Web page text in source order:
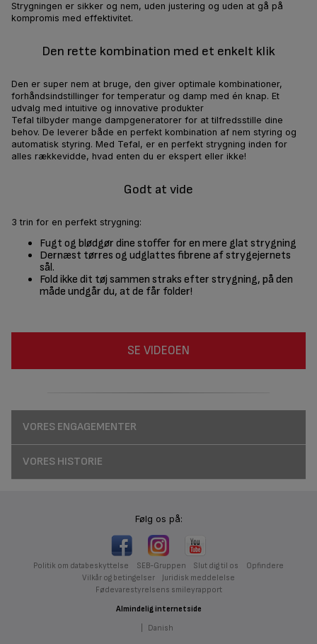
Strygningen er sikker og nem, uden justering og uden at gå på
kompromis med effektivitet.
Den rette kombination med et enkelt klik
Den er super nem at bruge, den giver optimale kombinationer,
forhåndsindstillinger for temperatur og damp med én knap. Et
udvalg med intuitive og innovative produkter
Tefal tilbyder mange dampgeneratorer for at tilfredsstille dine
behov. De leverer både en perfekt kombination af nem styring og
automatisk styring. Med Tefal, er en perfekt strygning inden for
alles rækkevidde, hvad enten du er ekspert eller ikke!
Godt at vide
3 trin for en perfekt strygning:
Fugt og blødgør dine stoffer for en mere glat strygning
Dernæst tørres og udglattes fibrene af strygejernets
sål.
Fold ikke dit tøj sammen straks efter strygning, på den
måde undgår du, at de får folder!
SE VIDEOEN
VORES ENGAGEMENTER
VORES HISTORIE
Følg os på:
Politik om databeskyttelse SEB-Gruppen Slut dig til os
Opfindere
Vilkår og betingelser
Juridisk meddelelse
Fødevarestyrelsens smileyrapport
Almindelig internetside
Danish